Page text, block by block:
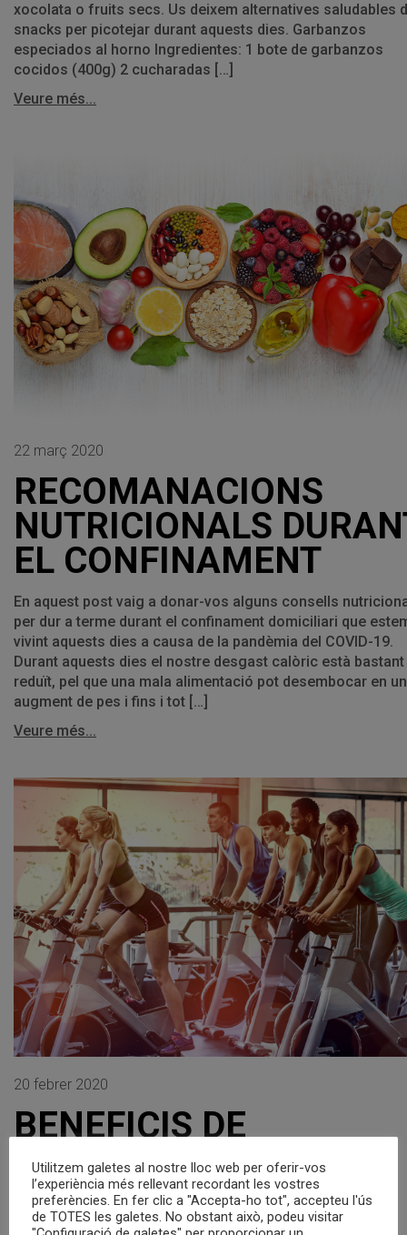
xocolata o fruits secs. Us deixem alternatives saludables
snacks per picotejar durant aquests dies. Garbanzos
especiados al horno Ingredientes: 1 bote de garbanzos
cocidos (400g) 2 cucharadas […]
Veure més...
22 març 2020
RECOMANACIONS
NUTRICIONALS
EL CONFINAMENT
En aquest post vaig a donar-vos alguns consells
per dur a terme durant el confinament domiciliari que
vivint aquests dies a causa de la pandèmia del COVID-19.
Durant aquests dies el nostre desgast calòric està bastant
reduït, pel que una mala alimentació pot desembocar en un
augment de pes i fins i tot […]
Veure més...
20 febrer 2020
BENEFICIS DE
L’SPINNING PER A LA
TEVA SALUT FÍSICA I
Utilitzem galetes al nostre lloc web per oferir-vos
l’experiència més rellevant recordant les vostres
preferències. En fer clic a "Accepta-ho tot", accepteu l'ús
de TOTES les galetes. No obstant això, podeu visitar